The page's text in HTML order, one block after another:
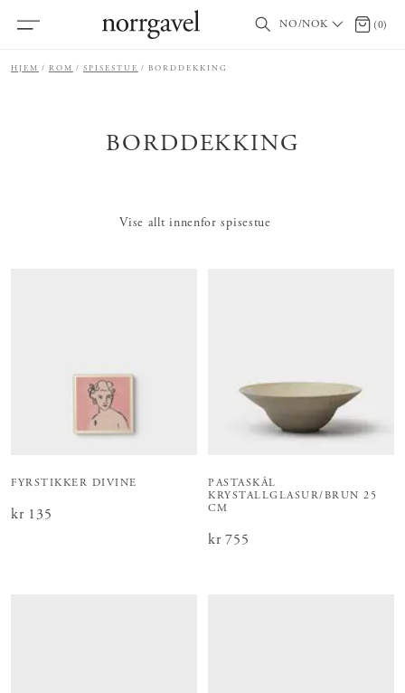
NO/NOK 0 (0)
HJEM ROM SPISESTUE BORDDEKKING
BORDDEKKING
Vise allt innenfor spisestue
FYRSTIKKER DIVINE
Pris:kr 135
kr 135
PASTASKÅL
KRYSTALLGLASUR/BRUN 25
CM
Pris:kr 755
kr 755